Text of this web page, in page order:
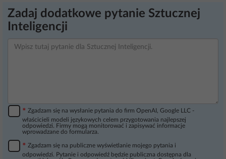
Zadaj dodatkowe pytanie Sztucznej
Inteligencji
* Zgadzam się na wysłanie pytania do firm OpenAI, Google LLC -
właścicieli modeli językowych celem przygotowania najlepszej
odpowiedzi. Firmy mogą monitorować i zapisywać informacje
wprowadzane do formularza.
* Zgadzam się na publiczne wyświetlanie mojego pytania i
odpowiedzi. Pytanie i odpowiedź będzie publiczna dostępna dla